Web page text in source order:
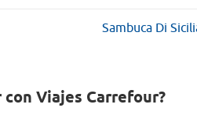
Sambuca Di
con Viajes Carrefour?